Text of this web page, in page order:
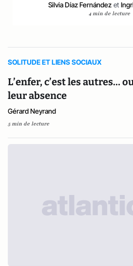
Silvia Díaz Fernández et
4 min de lecture
SOLITUDE ET LIENS SOCIAUX
L’enfer, c’est les autres…
leur absence
Gérard Neyrand
5 min de lecture